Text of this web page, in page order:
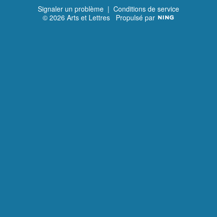
t
Signaler un problème | Conditions de service
© 2026 Arts et Lettres Propulsé par